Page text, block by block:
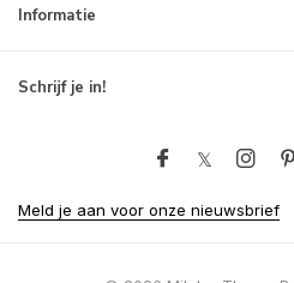
Informatie
Schrijf je in!
Meld je aan voor onze nieuwsbrief